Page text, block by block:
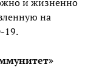
на
19.